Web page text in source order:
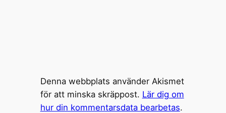
Denna webbplats använder Akismet
för att minska skräppost. Lär dig om
hur din kommentarsdata bearbetas.